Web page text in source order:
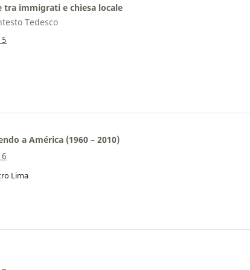
tra immigrati e chiesa locale
Tedesco
a América (1960 – 2010)
Lima